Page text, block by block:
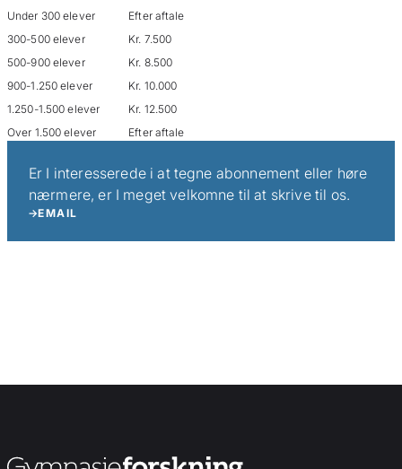
Under 300 elever
Efter aftale
300-500 elever
Kr. 7.500
500-900 elever
Kr. 8.500
900-1.250 elever
Kr. 10.000
1.250-1.500 elever
Kr. 12.500
Over 1.500 elever
Efter aftale
Er I interesserede i at tegne abonnement eller høre
nærmere, er I meget velkomne til at skrive til os.
EMAIL